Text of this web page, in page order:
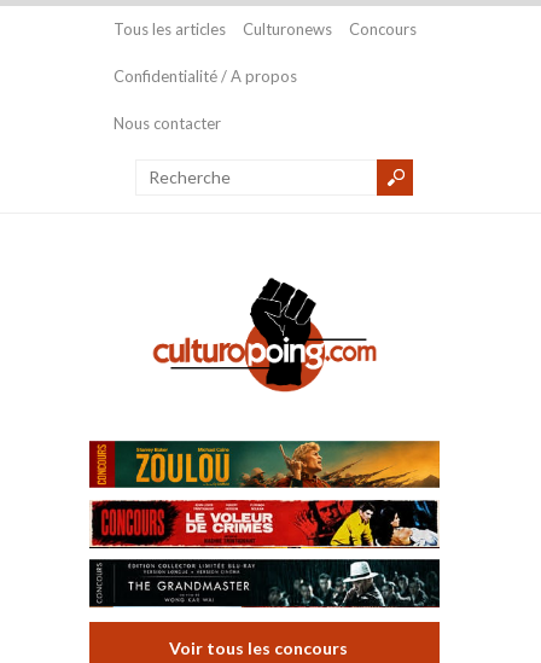
Tous les articles Culturonews Concours
Confidentialité / A propos
Nous contacter
Voir tous les concours